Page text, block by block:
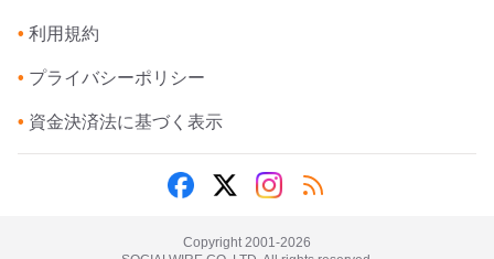
• 利用規約
• プライバシーポリシー
• 資金決済法に基づく表示
Copyright 2001-2026